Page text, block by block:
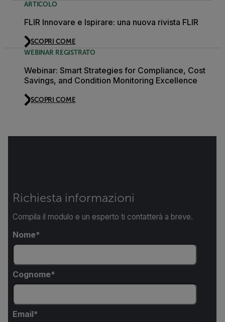
ARTICOLO
FLIR Innovare e Ispirare: una nuova rivista FLIR
SCOPRI COME
WEBINAR REGISTRATO
Webinar: Smart Strategies for Compliance, Cost
Savings, and Condition Monitoring Excellence
SCOPRI COME
Richiesta informazioni
Compila il modulo e un esperto ti contatterà a breve.
Nome
Cognome
Email